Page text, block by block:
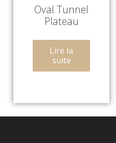
Oval Tunnel
Plateau
Lire la
suite